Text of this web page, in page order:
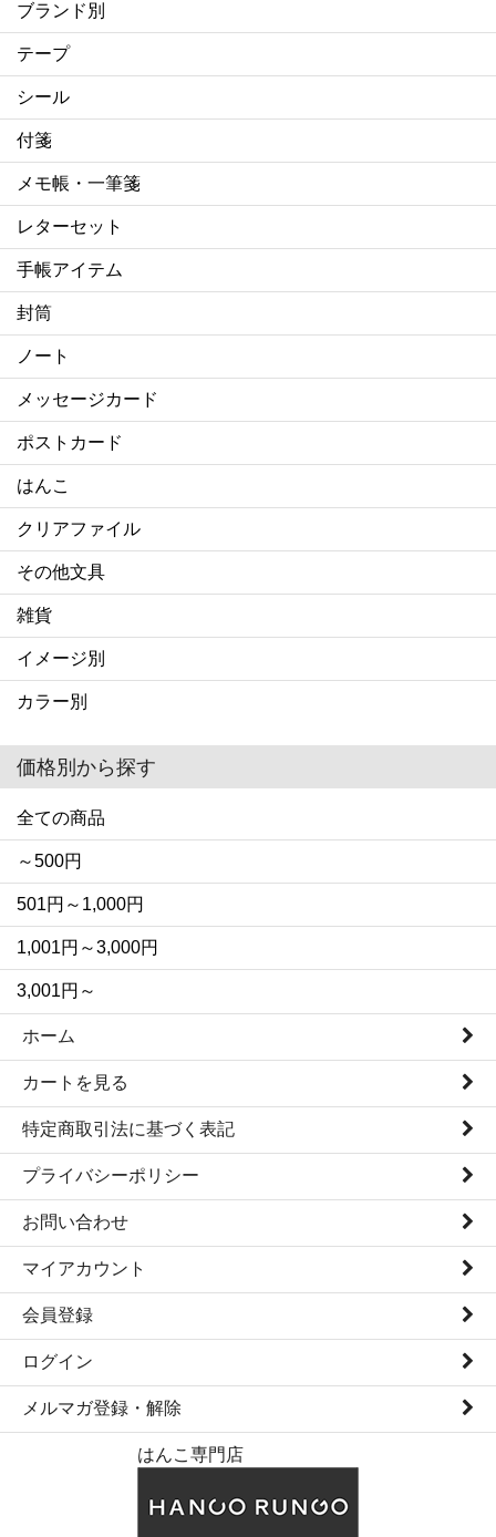
ブランド別
テープ
シール
付箋
メモ帳・一筆箋
レターセット
手帳アイテム
封筒
ノート
メッセージカード
ポストカード
はんこ
クリアファイル
その他文具
雑貨
イメージ別
カラー別
価格別から探す
全ての商品
～500円
501円～1,000円
1,001円～3,000円
3,001円～
ホーム
カートを見る
特定商取引法に基づく表記
プライバシーポリシー
お問い合わせ
マイアカウント
会員登録
ログイン
メルマガ登録・解除
はんこ専門店